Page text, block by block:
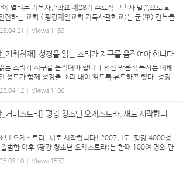
에 열리는 기독사관학교 제28기 수료식 구속사 말씀으로 회
진하는 교회 < 평강제일교회 기독사관학교>는 군(軍) 간부를
기관의 명칭 ‘사관학교’를 사용한 것에서 알 수 있듯, 성도들
한 군사(딤후 2:3)’, 신앙...
Views 1159
_기획취재] 성경을 읽는 소리가 지구를 움직여야 합니다
는 소리가 지구를 움직여야 합니다 휘선 박윤식 목사는 예배
성도가 함께 성경을 소리 내어 읽도록 유도하곤 했다. 성경
께 찾고 읽으면 그 소리가 지구를 움직인다고 말했다. 또한
에 성경 구절과 말씀을 필기하...
Views 1106
_커버스토리] 평강 청소년 오케스트라, 새로 시작합니
년 오케스트라, 새로 시작합니다! 2007년도 ‘평강 4000성
범한 이후 <평강 청소년 오케스트라>는 한때 100여 명의 단
받던 찬양대이자, 미래의 <바울관현악단> 단원을 배출하는
교’였다. ‘바이올린, 첼로, 비올라,...
Views 1537